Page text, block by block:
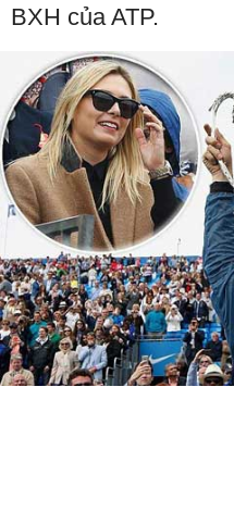
BXH của ATP.